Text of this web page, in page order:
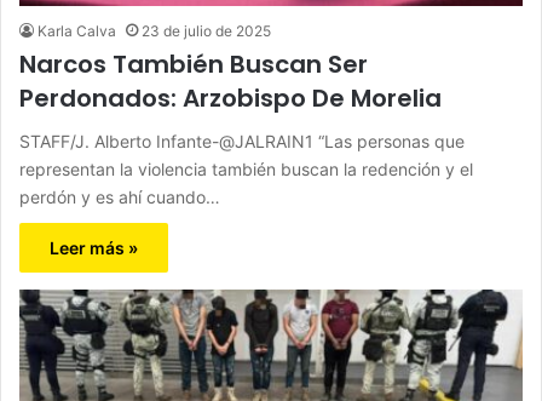
Karla Calva 23 de julio de 2025
Narcos También Buscan Ser
Perdonados: Arzobispo De Morelia
STAFF/J. Alberto Infante-@JALRAIN1 “Las personas que
representan la violencia también buscan la redención y el
perdón y es ahí cuando…
Leer más »